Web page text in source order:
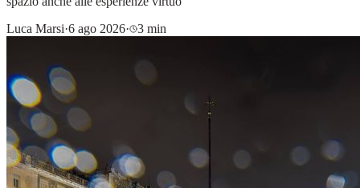
Luca Marsi·6 ago 2026· 3 min